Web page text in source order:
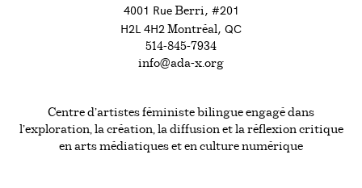
4001 RueBerri, #201
H2L 4H2 Montréal, QC
514-845-7934
info@ada-x.org
Centre d’artistes féministe bilingue engagé dans
l’exploration, la création, la diffusion et la réflexion critique
en arts médiatiques et en culture numérique